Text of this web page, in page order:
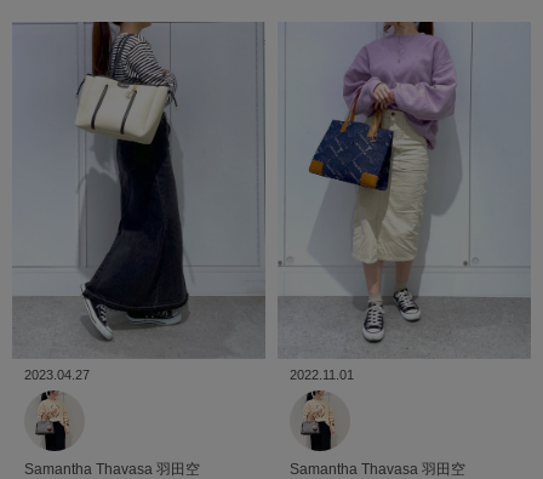
2023.04.27
Samantha Thavasa 羽田空
2022.11.01
Samantha Thavasa 羽田空